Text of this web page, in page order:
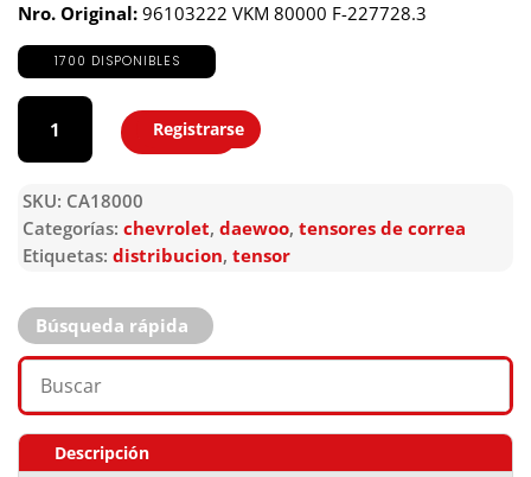
Nro. Original: 96103222 VKM 80000 F-227728.3
1700 DISPONIBLES
CA18000
cantidad
Agregar
Registrarse
SKU: CA18000
Categorías: chevrolet, daewoo, tensores de correa
Etiquetas: distribucion, tensor
Búsqueda rápida
Descripción